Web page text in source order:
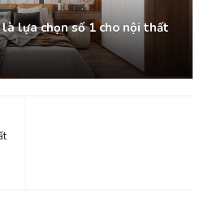
là lựa chọn số 1 cho nội thất